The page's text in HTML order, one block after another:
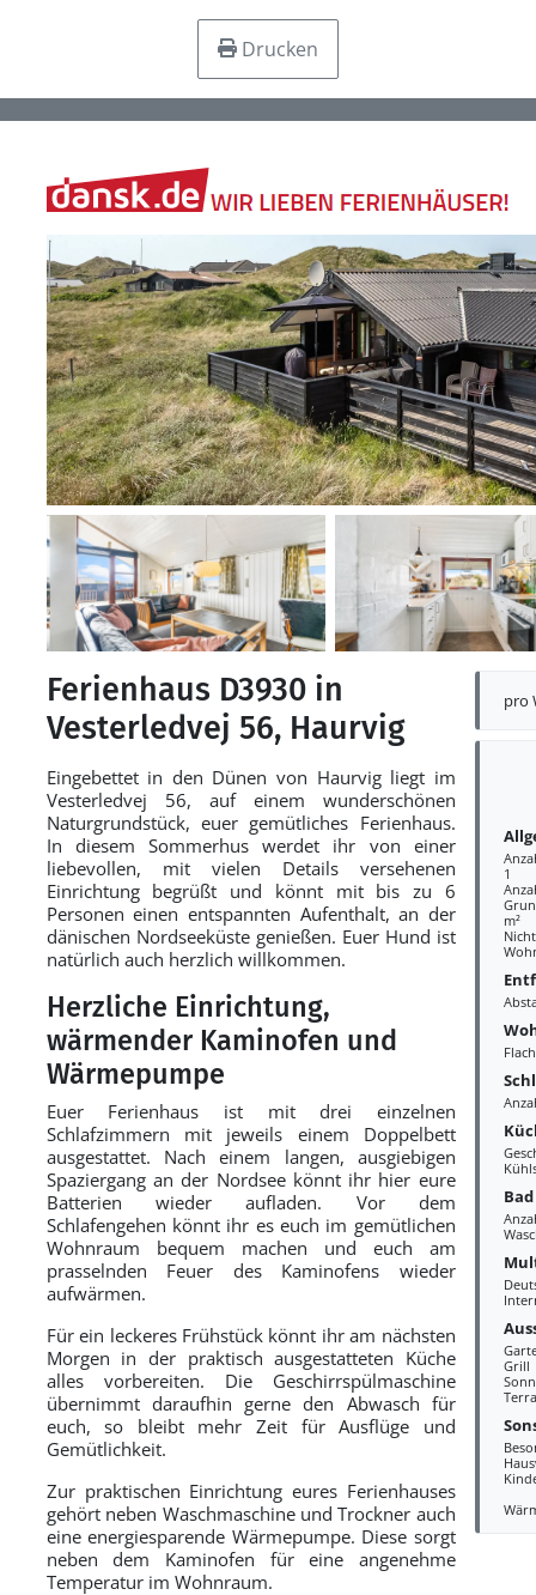
Drucken
pro
1
m²
Bad
Grill
Ferienhaus D3930 in
Vesterledvej 56, Haurvig
Eingebettet in den Dünen von Haurvig liegt im
Vesterledvej 56, auf einem wunderschönen
Naturgrundstück, euer gemütliches Ferienhaus.
In diesem Sommerhus werdet ihr von einer
liebevollen, mit vielen Details versehenen
Einrichtung begrüßt und könnt mit bis zu 6
Personen einen entspannten Aufenthalt, an der
dänischen Nordseeküste genießen. Euer Hund ist
natürlich auch herzlich willkommen.
Herzliche Einrichtung,
wärmender Kaminofen und
Wärmepumpe
Euer Ferienhaus ist mit drei einzelnen
Schlafzimmern mit jeweils einem Doppelbett
ausgestattet. Nach einem langen, ausgiebigen
Spaziergang an der Nordsee könnt ihr hier eure
Batterien wieder aufladen. Vor dem
Schlafengehen könnt ihr es euch im gemütlichen
Wohnraum bequem machen und euch am
prasselnden Feuer des Kaminofens wieder
aufwärmen.
Für ein leckeres Frühstück könnt ihr am nächsten
Morgen in der praktisch ausgestatteten Küche
alles vorbereiten. Die Geschirrspülmaschine
übernimmt daraufhin gerne den Abwasch für
euch, so bleibt mehr Zeit für Ausflüge und
Gemütlichkeit.
Zur praktischen Einrichtung eures Ferienhauses
gehört neben Waschmaschine und Trockner auch
eine energiesparende Wärmepumpe. Diese sorgt
neben dem Kaminofen für eine angenehme
Temperatur im Wohnraum.